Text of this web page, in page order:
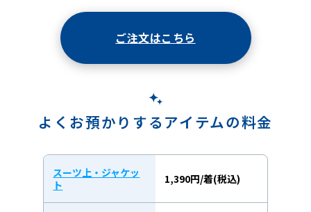
ご注文はこちら
よくお預かりするアイテムの料金
スーツ上・ジャケッ
ト
1,390円/着(税込)